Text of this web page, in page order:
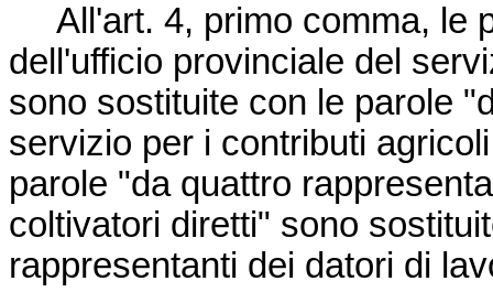
All'art. 4, primo comma, le
dell'ufficio provinciale del
sono sostituite con le parole
servizio per i contributi
parole "da quattro
coltivatori diretti" sono
rappresentanti dei datori di